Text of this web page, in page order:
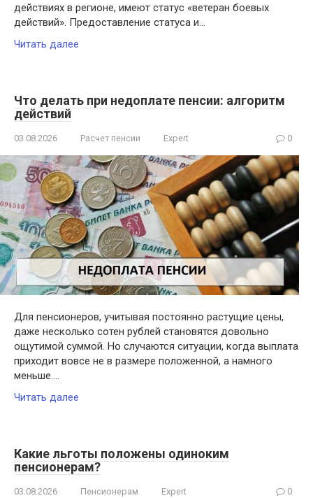
действиях в регионе, имеют статус «ветеран боевых
действий». Предоставление статуса и…
Читать далее
Что делать при недоплате пенсии: алгоритм
действий
03.08.2026 Расчет пенсии Expert 0
Для пенсионеров, учитывая постоянно растущие цены,
даже несколько сотен рублей становятся довольно
ощутимой суммой. Но случаются ситуации, когда выплата
приходит вовсе не в размере положенной, а намного
меньше….
Читать далее
Какие льготы положены одиноким
пенсионерам?
03.08.2026 Пенсионерам Expert 0